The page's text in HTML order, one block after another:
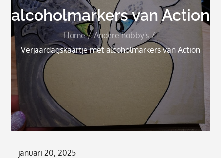
alcoholmarkers van Action
Home
Andere hobby's
Verjaardagskaartje met alcoholmarkers van Action
Posted
januari 20, 2025